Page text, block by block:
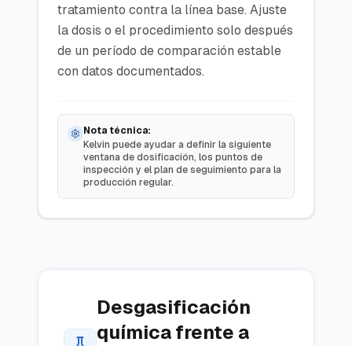
tratamiento contra la línea base. Ajuste
la dosis o el procedimiento solo después
de un período de comparación estable
con datos documentados.
Nota técnica:
Kelvin puede ayudar a definir la siguiente
ventana de dosificación, los puntos de
inspección y el plan de seguimiento para la
producción regular.
Desgasificación
química frente a